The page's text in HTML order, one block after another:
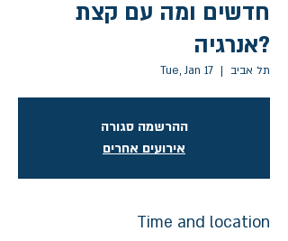
חדשים ומה עם קצת
אנרגיה?
Tue, Jan 17
  |
תל אביב
ההרשמה סגורה
אירועים אחרים
Time and location